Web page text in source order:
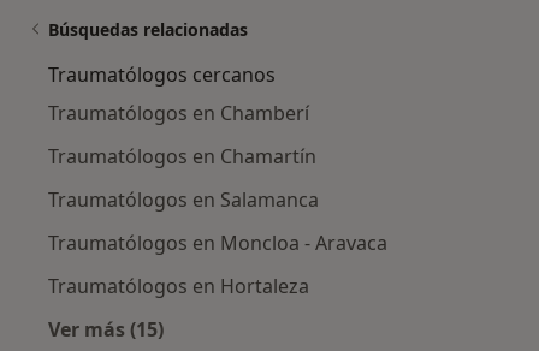
Búsquedas relacionadas
Traumatólogos cercanos
Traumatólogos en Chamberí
Traumatólogos en Chamartín
Traumatólogos en Salamanca
Traumatólogos en Moncloa - Aravaca
Traumatólogos en Hortaleza
Ver más (15)